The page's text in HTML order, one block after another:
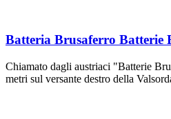
Batteria Brusaferro Batterie
Chiamato dagli austriaci "Batterie
metri sul versante destro della